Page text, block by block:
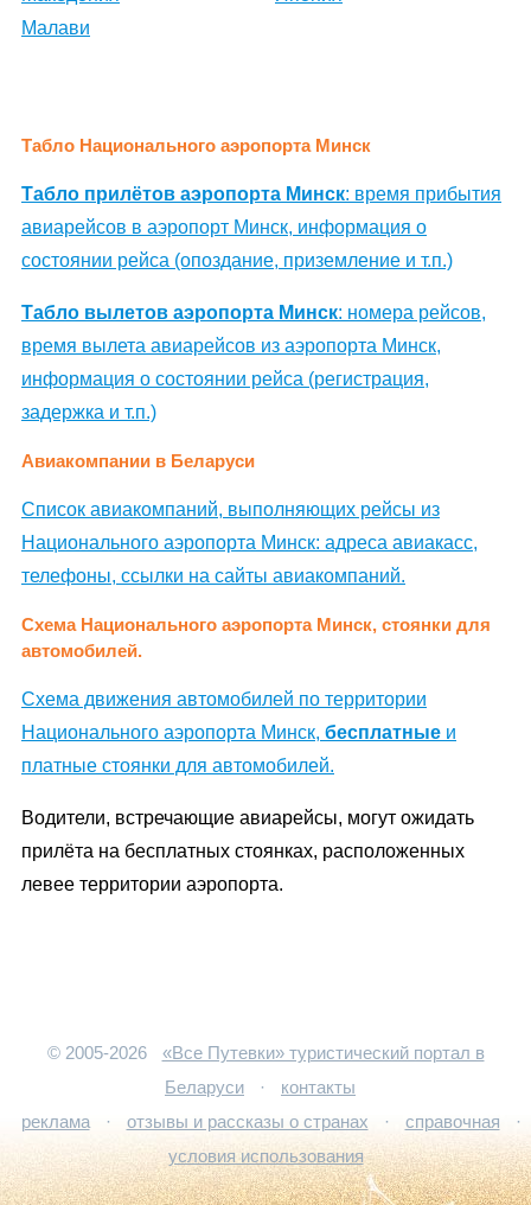
Малави
Табло Национального аэропорта Минск
Табло прилётов аэропорта Минск: время прибытия
авиарейсов в аэропорт Минск, информация о
состоянии рейса (опоздание, приземление и т.п.)
Табло вылетов аэропорта Минск: номера рейсов,
время вылета авиарейсов из аэропорта Минск,
информация о состоянии рейса (регистрация,
задержка и т.п.)
Авиакомпании в Беларуси
Список авиакомпаний, выполняющих рейсы из
Национального аэропорта Минск: адреса авиакасс,
телефоны, ссылки на сайты авиакомпаний.
Схема Национального аэропорта Минск, стоянки для
автомобилей.
Схема движения автомобилей по территории
Национального аэропорта Минск, бесплатные и
платные стоянки для автомобилей.
Водители, встречающие авиарейсы, могут ожидать
прилёта на бесплатных стоянках, расположенных
левее территории аэропорта.
© 2005-2026
«Все Путевки» туристический портал в
Беларуси
·
контакты
реклама
· отзывы и рассказы о странах · справочная
·
условия использования